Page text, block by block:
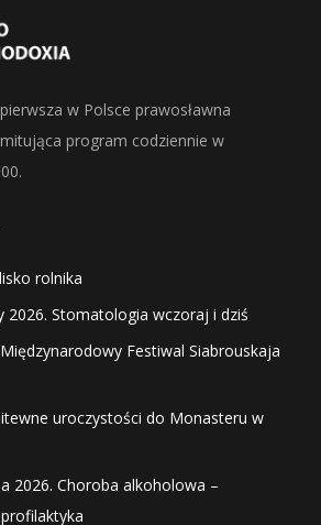
w Polsce prawosławna
program codziennie w
rolnika
2026. Stomatologia wczoraj i dziś
Festiwal Siabrouskaja
uroczystości do Monasteru w
2026. Choroba alkoholowa –